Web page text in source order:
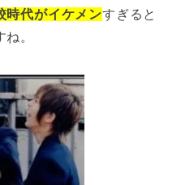
時代がイケメンすぎると
。